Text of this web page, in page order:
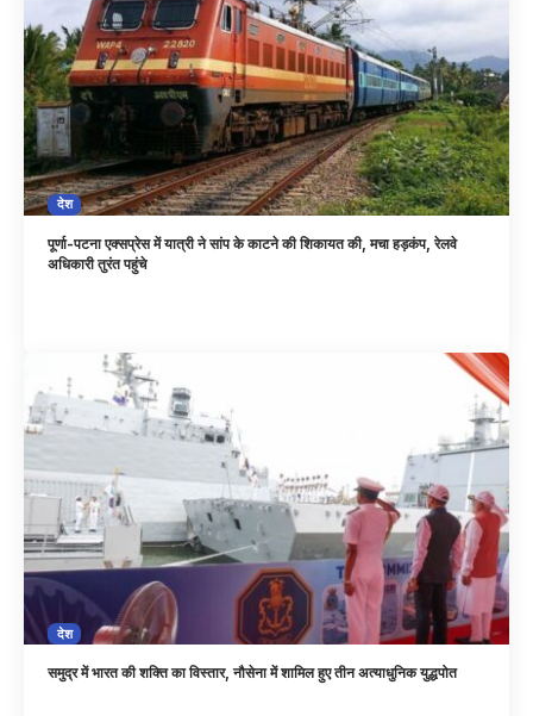
देश
पूर्णा-पटना एक्सप्रेस में यात्री ने सांप के काटने की शिकायत की, मचा हड़कंप, रेलवे
अधिकारी तुरंत पहुंचे
देश
समुद्र में भारत की शक्ति का विस्तार, नौसेना में शामिल हुए तीन अत्याधुनिक युद्धपोत